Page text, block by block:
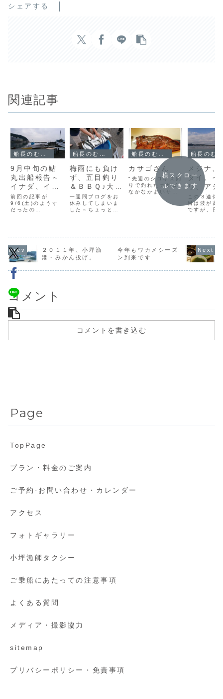
シェアする
関連記事
9月中旬の鮎
丸出船報告～
イナダ、イサ
キなど～
前回の記事が
9/6(土)のようす
だったの
いとどれがいつの
写真か"わからなく
なってしまいます
ねだいたい時系列
にＵＰします
と・・9/7(日)は
朝から14時く...
梅雨にも負け
ず、五目釣り
＆ＢＢＱ♪大き
なスミイカの
サプライズ。
一週間ブログをお
休みしてしまいま
した～ちょっと前
いの方が職場の若
い方々を連れてあ
そびにきてくださ
カサゴさん
"先週のシロギス釣
りで釣れたカサゴ
なかなかよいサイ
ズだったので"煮付
けにして２人でい
っていて美味し
ろとか、特におー
いしー"唐揚げもい
付けも...
メジナ、
ダイ、イ
リ、アジ
り
この３連休
目は波が高
ですが、日
たずんでい
くない。冬
空や水が透
横スクロー
ルできます
２０１１年、小坪漁
港・みかん投げ。
今年もワカメシーズ
ン到来です
コメント
コメントを書き込む
Page
TopPage
プラン・料金のご案内
ご予約·お問い合わせ・カレンダー
アクセス
フォトギャラリー
小坪漁師タクシー
ご乗船にあたっての注意事項
よくある質問
メディア・撮影協力
sitemap
プリバシーポリシー・免責事項